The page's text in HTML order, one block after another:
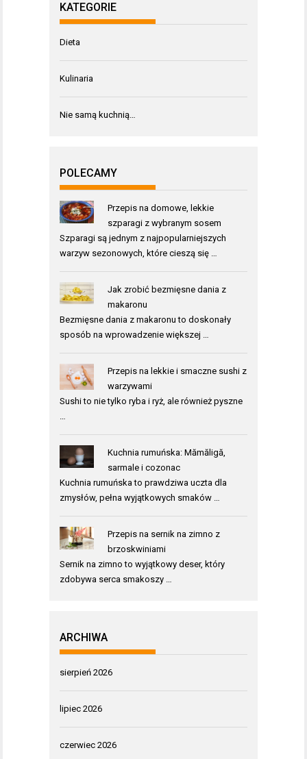
KATEGORIE
Dieta
Kulinaria
Nie samą kuchnią…
POLECAMY
Przepis na domowe, lekkie
szparagi z wybranym sosem
Szparagi są jednym z najpopularniejszych
warzyw sezonowych, które cieszą się …
Jak zrobić bezmięsne dania z
makaronu
Bezmięsne dania z makaronu to doskonały
sposób na wprowadzenie większej …
Przepis na lekkie i smaczne sushi z
warzywami
Sushi to nie tylko ryba i ryż, ale również pyszne
…
Kuchnia rumuńska: Mămăligă,
sarmale i cozonac
Kuchnia rumuńska to prawdziwa uczta dla
zmysłów, pełna wyjątkowych smaków …
Przepis na sernik na zimno z
brzoskwiniami
Sernik na zimno to wyjątkowy deser, który
zdobywa serca smakoszy …
ARCHIWA
sierpień 2026
lipiec 2026
czerwiec 2026